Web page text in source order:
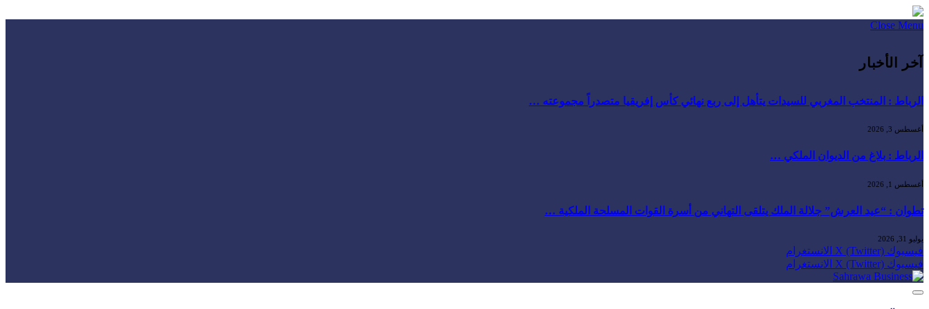
Close Menu
آخر الأخبار
الرباط : المنتخب المغربي للسيدات يتأهل إلى ربع نهائي كأس إفريقيا متصدراً مجموعته …
أغسطس 3, 2026
الرباط : بلاغ من الديوان الملكي …
أغسطس 1, 2026
تطوان : “عيد العرش” جلالة الملك يتلقى التهاني من أسرة القوات المسلحة الملكية …
يوليو 31, 2026
فيسبوك X (Twitter) الانستغرام
فيسبوك X (Twitter) الانستغرام